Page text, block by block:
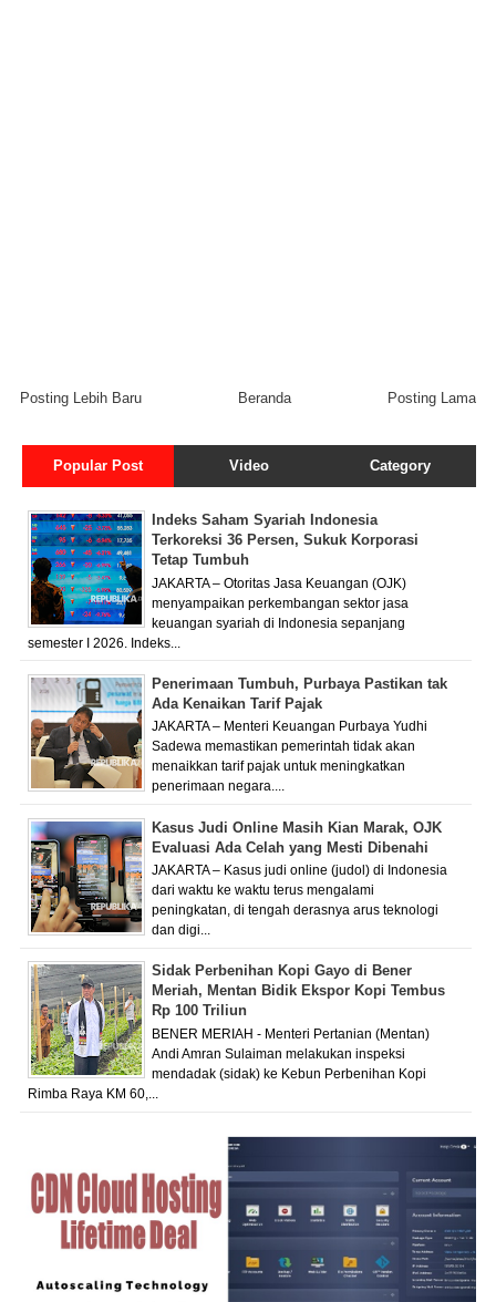
Posting Lebih Baru Posting Lama
Beranda
Popular Post Video Category
Indeks Saham Syariah Indonesia
Terkoreksi 36 Persen, Sukuk Korporasi
Tetap Tumbuh
JAKARTA – Otoritas Jasa Keuangan (OJK)
menyampaikan perkembangan sektor jasa
keuangan syariah di Indonesia sepanjang
semester I 2026. Indeks...
Penerimaan Tumbuh, Purbaya Pastikan tak
Ada Kenaikan Tarif Pajak
JAKARTA – Menteri Keuangan Purbaya Yudhi
Sadewa memastikan pemerintah tidak akan
menaikkan tarif pajak untuk meningkatkan
penerimaan negara....
Kasus Judi Online Masih Kian Marak, OJK
Evaluasi Ada Celah yang Mesti Dibenahi
JAKARTA – Kasus judi online (judol) di Indonesia
dari waktu ke waktu terus mengalami
peningkatan, di tengah derasnya arus teknologi
dan digi...
Sidak Perbenihan Kopi Gayo di Bener
Meriah, Mentan Bidik Ekspor Kopi Tembus
Rp 100 Triliun
BENER MERIAH - Menteri Pertanian (Mentan)
Andi Amran Sulaiman melakukan inspeksi
mendadak (sidak) ke Kebun Perbenihan Kopi
Rimba Raya KM 60,...